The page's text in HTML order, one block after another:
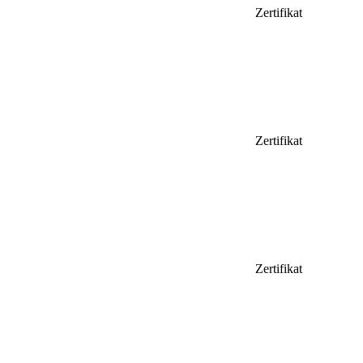
Zertifikat
Zertifikat
Zertifikat